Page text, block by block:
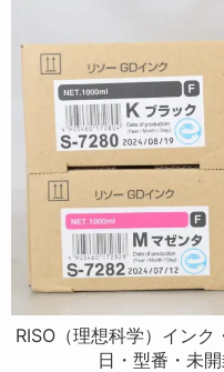
RISO（理想科学）イン
日・型番・未